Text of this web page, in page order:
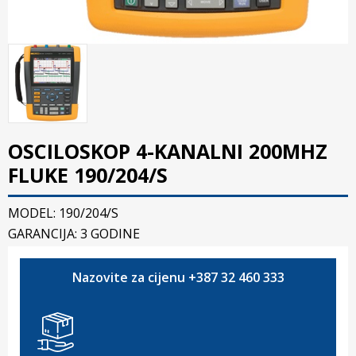
OSCILOSKOP 4-KANALNI 200MHZ
FLUKE 190/204/S
MODEL: 190/204/S
GARANCIJA: 3 GODINE
Nazovite za cijenu +387 32 460 333